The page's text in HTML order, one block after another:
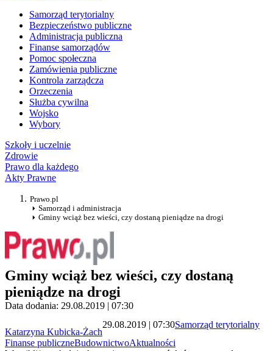
Samorząd terytorialny
Bezpieczeństwo publiczne
Administracja publiczna
Finanse samorządów
Pomoc społeczna
Zamówienia publiczne
Kontrola zarządcza
Orzeczenia
Służba cywilna
Wojsko
Wybory
Szkoły i uczelnie
Zdrowie
Prawo dla każdego
Akty Prawne
Prawo.pl
Samorząd i administracja
Gminy wciąż bez wieści, czy dostaną pieniądze na drogi
Gminy wciąż bez wieści, czy dostaną
pieniądze na drogi
Data dodania: 29.08.2019 | 07:30
Katarzyna Kubicka-Żach
29.08.2019 | 07:30Samorząd terytorialny
Finanse publiczneBudownictwoAktualności